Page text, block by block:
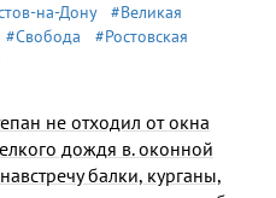
на-Дону
#Великая
#Свобода
#Ростовская
не отходил от окна
дождя в. оконной
балки, курганы,